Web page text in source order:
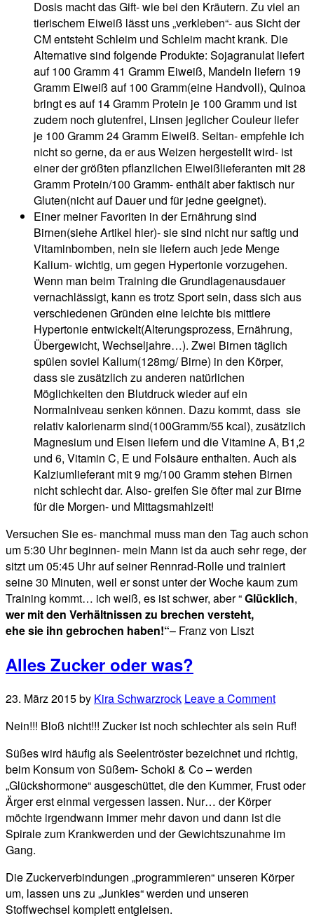
Dosis macht das Gift- wie bei den Kräutern. Zu viel an
tierischem Eiweiß lässt uns „verkleben“- aus Sicht der
CM entsteht Schleim und Schleim macht krank. Die
Alternative sind folgende Produkte: Sojagranulat liefert
auf 100 Gramm 41 Gramm Eiweiß, Mandeln liefern 19
Gramm Eiweiß auf 100 Gramm(eine Handvoll), Quinoa
bringt es auf 14 Gramm Protein je 100 Gramm und ist
zudem noch glutenfrei, Linsen jeglicher Couleur liefer
je 100 Gramm 24 Gramm Eiweiß. Seitan- empfehle ich
nicht so gerne, da er aus Weizen hergestellt wird- ist
einer der größten pflanzlichen Eiweißlieferanten mit 28
Gramm Protein/100 Gramm- enthält aber faktisch nur
Gluten(nicht auf Dauer und für jedne geeignet).
Einer meiner Favoriten in der Ernährung sind
Birnen(siehe Artikel hier)- sie sind nicht nur saftig und
Vitaminbomben, nein sie liefern auch jede Menge
Kalium- wichtig, um gegen Hypertonie vorzugehen.
Wenn man beim Training die Grundlagenausdauer
vernachlässigt, kann es trotz Sport sein, dass sich aus
verschiedenen Gründen eine leichte bis mittlere
Hypertonie entwickelt(Alterungsprozess, Ernährung,
Übergewicht, Wechseljahre…). Zwei Birnen täglich
spülen soviel Kalium(128mg/ Birne) in den Körper,
dass sie zusätzlich zu anderen natürlichen
Möglichkeiten den Blutdruck wieder auf ein
Normalniveau senken können. Dazu kommt, dass sie
relativ kalorienarm sind(100Gramm/55 kcal), zusätzlich
Magnesium und Eisen liefern und die Vitamine A, B1,2
und 6, Vitamin C, E und Folsäure enthalten. Auch als
Kalziumlieferant mit 9 mg/100 Gramm stehen Birnen
nicht schlecht dar. Also- greifen Sie öfter mal zur Birne
für die Morgen- und Mittagsmahlzeit!
Versuchen Sie es- manchmal muss man den Tag auch schon
um 5:30 Uhr beginnen- mein Mann ist da auch sehr rege, der
sitzt um 05:45 Uhr auf seiner Rennrad-Rolle und trainiert
seine 30 Minuten, weil er sonst unter der Woche kaum zum
Training kommt… ich weiß, es ist schwer, aber “Glücklich,
wer mit den Verhältnissen zu brechen versteht,
ehe sie ihn gebrochen haben!“– Franz von Liszt
Alles Zucker oder was?
23. März 2015by Kira Schwarzrock Leave a Comment
Nein!!! Bloß nicht!!! Zucker ist noch schlechter als sein Ruf!
Süßes wird häufig als Seelentröster bezeichnet und richtig,
beim Konsum von Süßem- Schoki & Co – werden
„Glückshormone“ ausgeschüttet, die den Kummer, Frust oder
Ärger erst einmal vergessen lassen. Nur… der Körper
möchte irgendwann immer mehr davon und dann ist die
Spirale zum Krankwerden und der Gewichtszunahme im
Gang.
Die Zuckerverbindungen „programmieren“ unseren Körper
um, lassen uns zu „Junkies“ werden und unseren
Stoffwechsel komplett entgleisen.